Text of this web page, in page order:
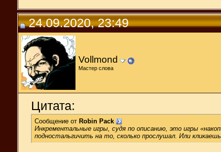
24.09.2020, 23:49
Vollmond
Мастер слова
Цитата:
Сообщение от Robin Pack
Инкрементальные игры, судя по описанию, это игры
подностальгичить на то, сколько прослушал. Или